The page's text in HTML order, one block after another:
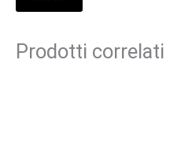
Prodotti correlati